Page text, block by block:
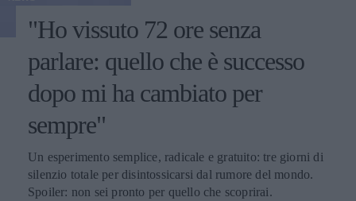
"Ho vissuto 72 ore senza
parlare: quello che è successo
dopo mi ha cambiato per
sempre"
Un esperimento semplice, radicale e gratuito: tre giorni di
silenzio totale per disintossicarsi dal rumore del mondo.
Spoiler: non sei pronto per quello che scoprirai.